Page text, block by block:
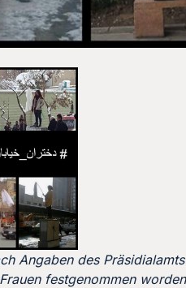
Angaben des
festgenommen